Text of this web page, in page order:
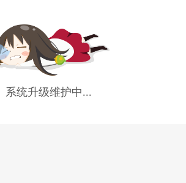
系统升级维护中...